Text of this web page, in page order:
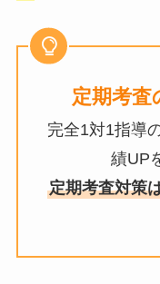
定期考査
完全1対1指導
績UP
定期考査対策